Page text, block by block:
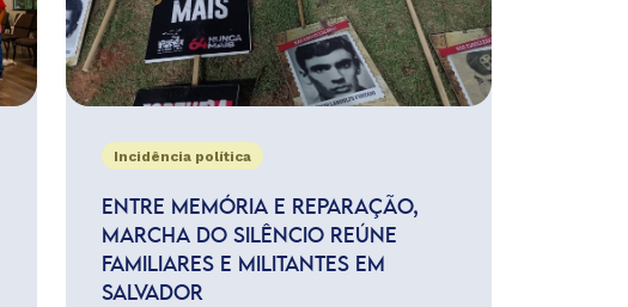
Incidência política
ENTRE MEMÓRIA E REPARAÇÃO,
MARCHA DO SILÊNCIO REÚNE
FAMILIARES E MILITANTES EM
SALVADOR